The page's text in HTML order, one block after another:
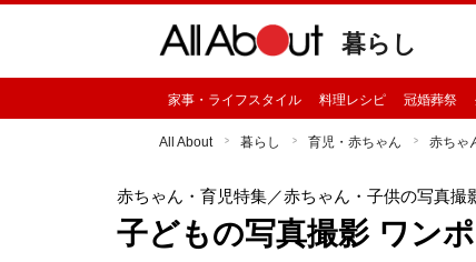
暮らし
家事・ライフスタイル 料理レシピ 冠婚葬祭
All About 暮らし 育児・赤ちゃん 赤ちゃ
赤ちゃん・育児特集／赤ちゃん・子供の写真撮
子どもの写真撮影 ワン